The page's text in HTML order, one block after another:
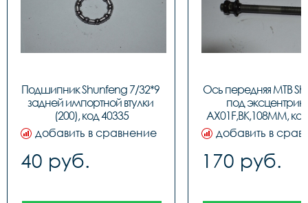
Подшипник Shunfeng 7/32*9
задней импортной втулки
(200), код 40335
добавить в сравнение
40 руб.
Ось передняя МТВ
под эксцентрик
AX01F,BK,108MM,
добавить в
170 руб.